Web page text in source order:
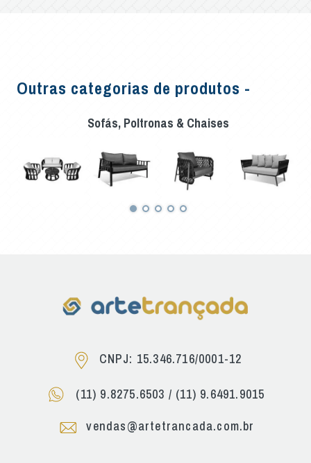
Outras categorias de produtos -
Sofás, Poltronas & Chaises
CNPJ: 15.346.716/0001-12
(11) 9.8275.6503 / (11) 9.6491.9015
vendas@artetrancada.com.br